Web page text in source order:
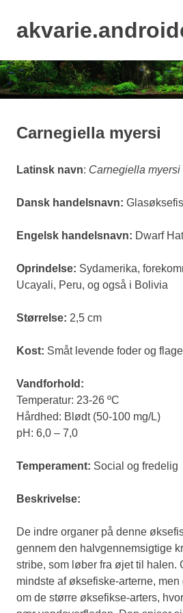
content
Carnegiella myersi
Latinsk navn: Carnegiella myersi
Dansk handelsnavn:
Engelsk handelsnavn: Dwarf
Oprindelse: Sydamerika,
Ucayali, Peru, og også i Bolivia
Størrelse: 2,5 cm
Kost: Småt levende foder og
Vandforhold:
Temperatur: 23-26 ºC
Hårdhed: Blødt (50-100 mg/L)
pH: 6,0 – 7,0
Temperament: Social og fredelig
Beskrivelse:
De indre organer på denne
gennem den halvgennemsigtige
stribe, som løber fra øjet til halen.
mindste af øksefiske-arterne,
om de større øksefikse-arters,